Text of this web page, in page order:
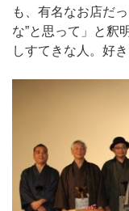
も、有名なお店だ
な”と思って」と釈
しすてきな人。好